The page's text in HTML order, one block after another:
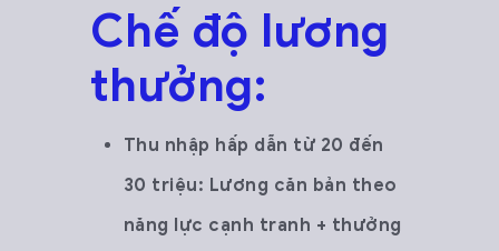
Chế độ lương
thưởng:
Thu nhập hấp dẫn từ 20 đến
30 triệu: Lương căn bản theo
năng lực cạnh tranh + thưởng